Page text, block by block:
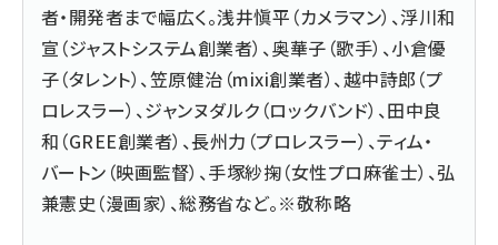
者・開発者まで幅広く。浅井愼平（カメラマン）、浮川和
宣（ジャストシステム創業者）、奥華子（歌手）、小倉優
子（タレント）、笠原健治（mixi創業者）、越中詩郎（プ
ロレスラー）、ジャンヌダルク（ロックバンド）、田中良
和（GREE創業者）、長州力（プロレスラー）、ティム・
バートン（映画監督）、手塚紗掬（女性プロ麻雀士）、弘
兼憲史（漫画家）、総務省など。※敬称略